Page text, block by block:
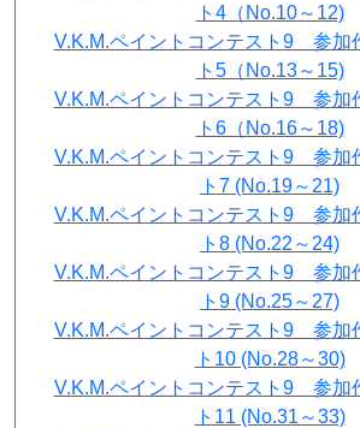
ト4（No.10～12)
V.K.M.ペイントコンテスト9 参加
ト5（No.13～15)
V.K.M.ペイントコンテスト9 参加
ト6（No.16～18)
V.K.M.ペイントコンテスト9 参加
ト7 (No.19～21)
V.K.M.ペイントコンテスト9 参加
ト8 (No.22～24)
V.K.M.ペイントコンテスト9 参加
ト9 (No.25～27)
V.K.M.ペイントコンテスト9 参加
ト10 (No.28～30)
V.K.M.ペイントコンテスト9 参加
ト11 (No.31～33)